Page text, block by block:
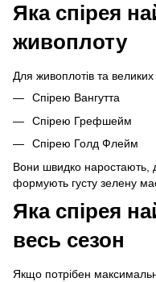
Яка спірея
живоплоту
Для живоплотів та
Спірею Вангутта
Спірею Грефшейм
Спірею Голд Флейм
Вони швидко наростають,
формують густу зелену
Яка спірея
весь сезон
Якщо потрібен